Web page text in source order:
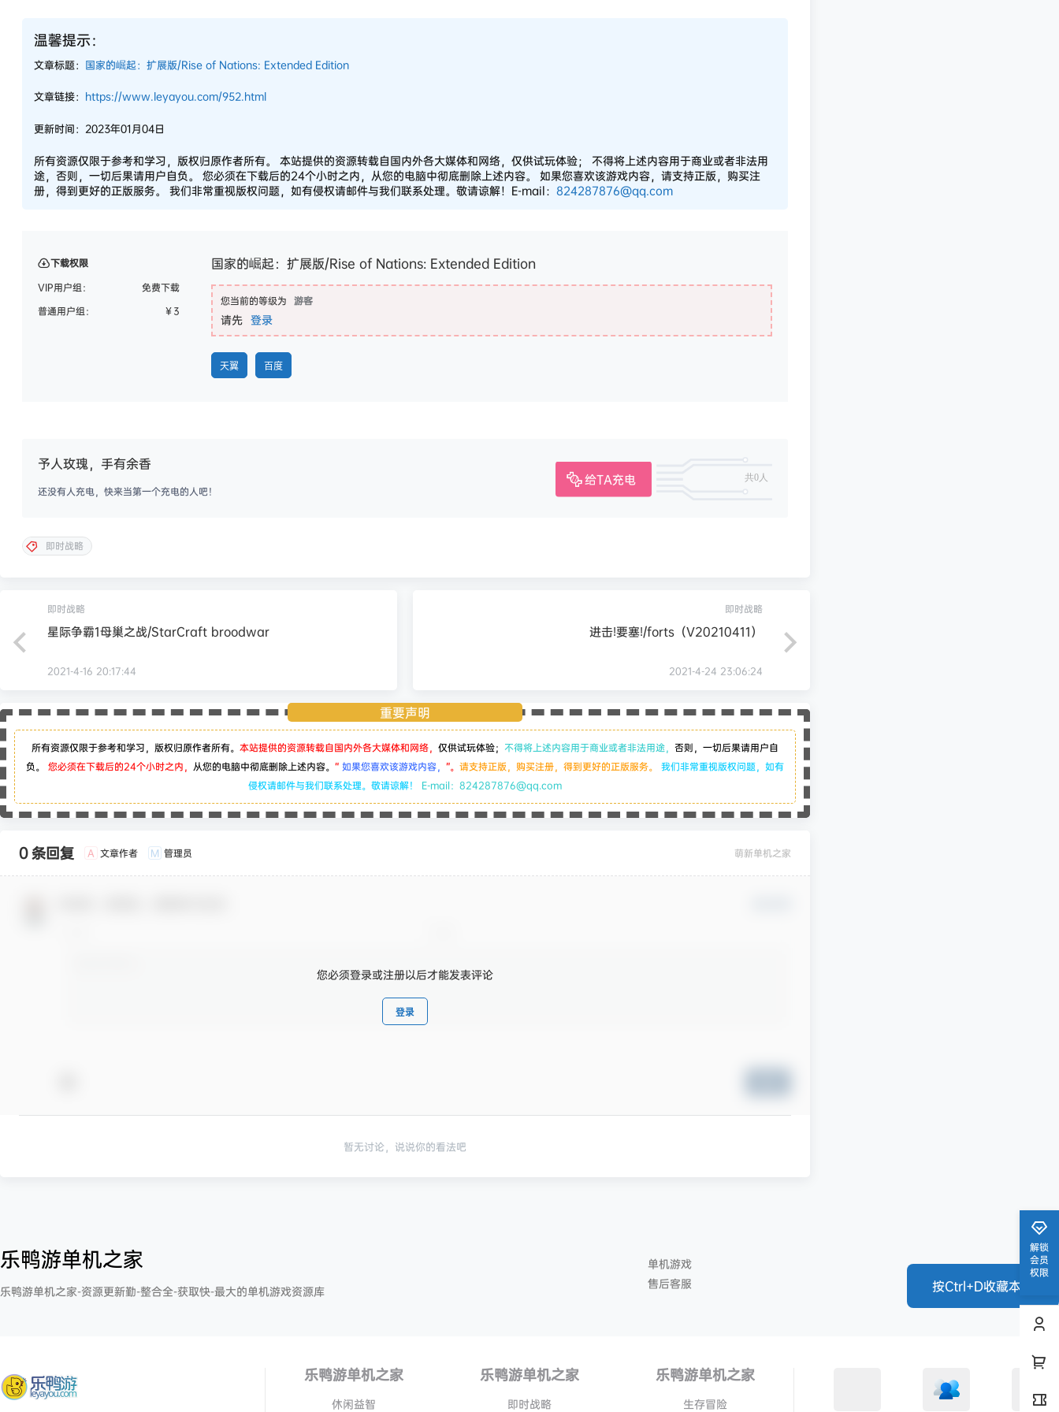
温馨提示：
文章标题： 国家的崛起：扩展版/Rise of Nations: Extended Edition
文章链接： https://www.leyayou.com/952.html
更新时间：2023年01月04日
所有资源仅限于参考和学习，版权归原作者所有。 本站提供的资源转载自国内外各大媒体和网络，仅供试玩体验； 不得将上述内容用于商业或者非法用
途，否则，一切后果请用户自负。 您必须在下载后的24个小时之内，从您的电脑中彻底删除上述内容。 如果您喜欢该游戏内容，请支持正版，购买注
册，得到更好的正版服务。 我们非常重视版权问题，如有侵权请邮件与我们联系处理。敬请谅解！E-mail： 824287876@qq.com
下载权限
VIP用户组：
免费下载
普通用户组：
￥3
国家的崛起：扩展版/Rise of Nations: Extended Edition
您当前的等级为 游客
请先 登录
天翼 百度
予人玫瑰，手有余香
给TA充电 共0人
还没有人充电，快来当第一个充电的人吧！
即时战略
即时战略
星际争霸1母巢之战/StarCraft broodwar
2021-4-16 20:17:44
即时战略
进击!要塞!/forts（V20210411）
2021-4-24 23:06:24
重要声明
所有资源仅限于参考和学习，版权归原作者所有。 本站提供的资源转载自国内外各大媒体和网络， 仅供试玩体验； 不得将上述内容用于商业或者非法用途， 否则，一切后果请用户自
负。
您必须在下载后的24个小时之内， 从您的电脑中彻底删除上述内容。 “ 如果您喜欢该游戏内容， ”。 请支持正版，购买注册，得到更好的正版服务。 我们非常重视版权问题，如有
侵权请邮件与我们联系处理。敬请谅解！ E-mail：824287876@qq.com
0 条回复 A 文章作者 M 管理员 萌新单机之家
您必须登录或注册以后才能发表评论
登录
暂无讨论，说说你的看法吧
解锁
会员
权限
乐鸭游单机之家
乐鸭游单机之家-资源更新勤-整合全-获取快-最大的单机游戏资源库 按Ctrl+D收藏本站
单机游戏
售后客服
乐鸭游单机之家
休闲益智
乐鸭游单机之家
即时战略
乐鸭游单机之家
生存冒险